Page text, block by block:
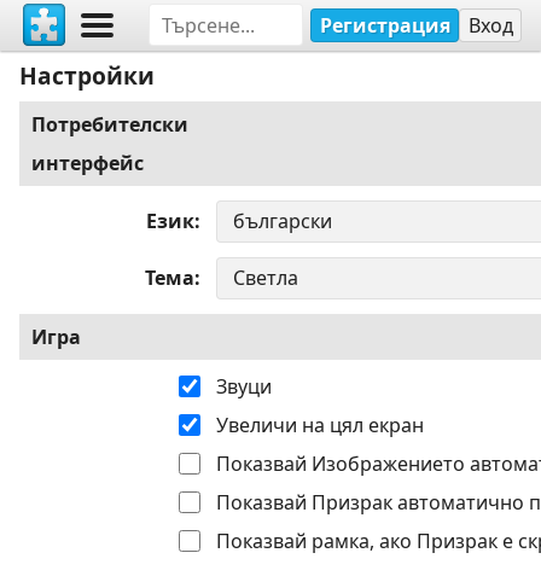
Регистрация Вход
Настройки
Потребителски
интерфейс
Език
Тема
Игра
Звуци
Увеличи на цял екран
Показвай Изображението
Показвай Призрак автоматично
Показвай рамка, ако Призрак е